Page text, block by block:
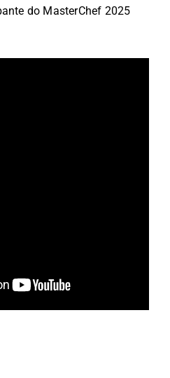
do MasterChef 2025